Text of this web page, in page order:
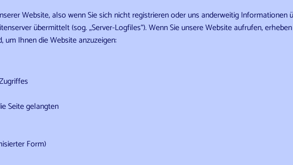
Website, also wenn Sie sich nicht registrieren oder uns anderweitig Informationen
übermittelt (sog. „Server-Logfiles“). Wenn Sie unsere Website aufrufen,
Ihnen die Website anzuzeigen:
Seite gelangten
Form)